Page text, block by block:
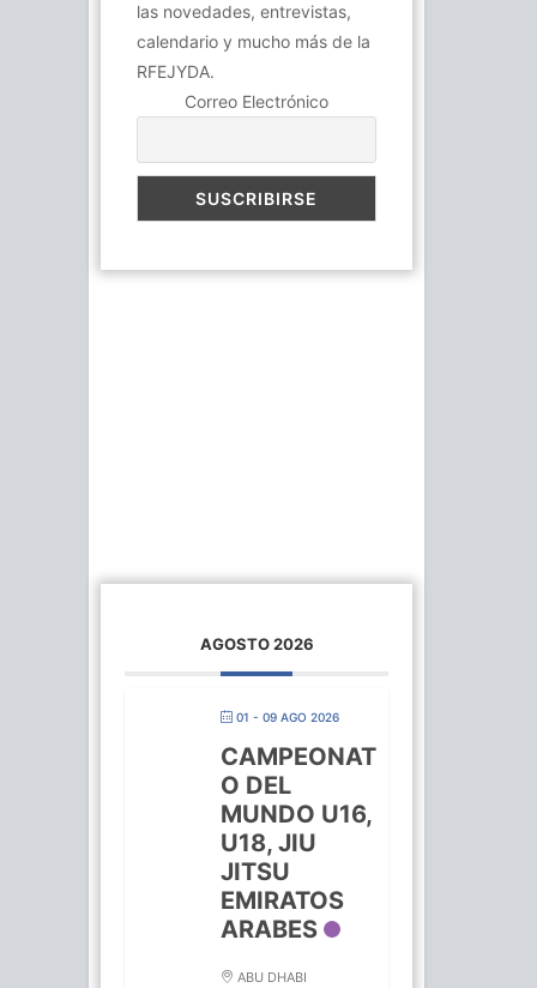
las novedades, entrevistas,
calendario y mucho más de la
RFEJYDA.
Correo Electrónico
AGOSTO 2026
01 - 09 AGO 2026
CAMPEONAT
O DEL
MUNDO U16,
U18, JIU
JITSU
EMIRATOS
ARABES
ABU DHABI